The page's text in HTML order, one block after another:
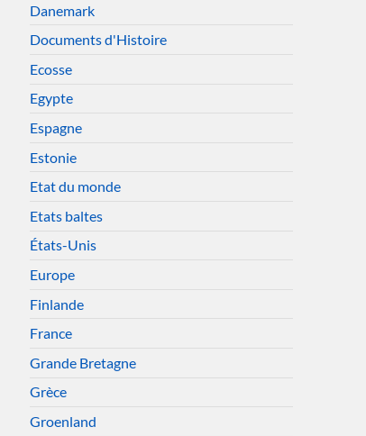
Danemark
Documents d'Histoire
Ecosse
Egypte
Espagne
Estonie
Etat du monde
Etats baltes
États-Unis
Europe
Finlande
France
Grande Bretagne
Grèce
Groenland